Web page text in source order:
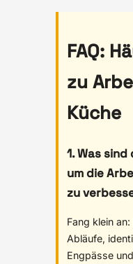
FAQ:
zu
Küche
1. Was
um die
zu
Fang klein
Abläufe,
Engpässe